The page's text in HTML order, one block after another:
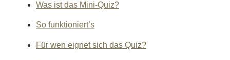
Was ist das Mini‑Quiz?
So funktioniert’s
Für wen eignet sich das Quiz?